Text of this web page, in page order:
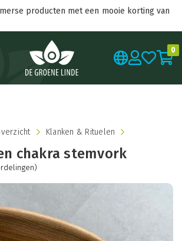
producten met een mooie korting van
0
Klanken & Rituelen
chakra stemvork